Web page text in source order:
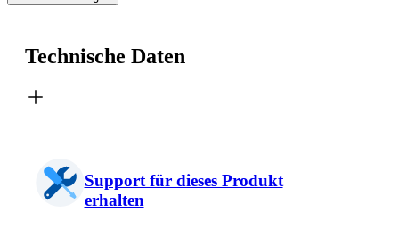
Technische Daten
Support für dieses Produkt
erhalten